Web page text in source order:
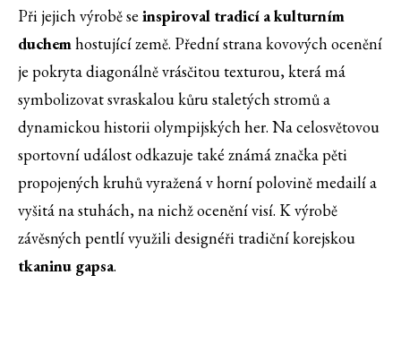
Při jejich výrobě se inspiroval tradicí a kulturním
duchemhostující země. Přední strana kovových ocenění
je pokryta diagonálně vrásčitou texturou, která má
symbolizovat svraskalou kůru staletých stromů a
dynamickou historii olympijských her. Na celosvětovou
sportovní událost odkazuje také známá značka pěti
propojených kruhů vyražená v horní polovině medailí a
vyšitá na stuhách, na nichž ocenění visí. K výrobě
závěsných pentlí využili designéři tradiční korejskou
tkaninu gapsa.